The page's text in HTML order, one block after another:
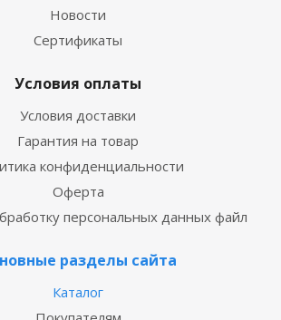
Новости
Сертификаты
Условия оплаты
Условия доставки
Гарантия на товар
конфиденциальности
Оферта
персональных данных файл
разделы сайта
Каталог